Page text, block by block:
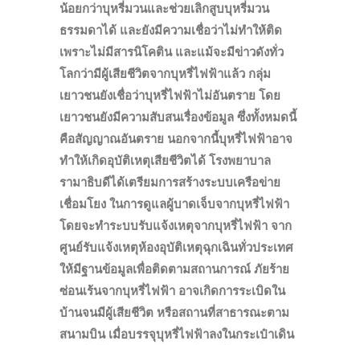
น้อยกว่าบุหรี่มวนและช่วยเลิกสูบบุหรี่มวน
ธรรมดาได้ และยังมีความเชื่อว่าไม่ทำให้ติด
เพราะไม่มีสารนิโคติน และแม้จะมีข่าวดังทั่ว
โลกว่ามีผู้เสียชีวิตจากบุหรี่ไฟฟ้าแล้ว กลุ่ม
เยาวชนยังเชื่อว่าบุหรี่ไฟฟ้าไม่อันตราย โดย
เยาวชนยังมีความสับสนเรื่องข้อมูล ซึ่งทั้งหมดนี้
คือสัญญาณอันตราย นอกจากนี้บุหรี่ไฟฟ้าอาจ
ทำให้เกิดอุบัติเหตุเสียชีวิตได้ โรงพยาบาล
รามาธิบดีได้เตรียมการสร้างระบบเครือข่าย
เชื่อมโยง ในการดูแลผู้บาดเจ็บจากบุหรี่ไฟฟ้า
โดยจะทำระบบรับแจ้งเหตุจากบุหรี่ไฟฟ้า จาก
ศูนย์รับแจ้งเหตุห้องอุบัติเหตุฉุกเฉินทั่วประเทศ
ให้มีฐานข้อมูลเพื่อติดตามสถานการณ์ ภัยร้าย
ซ่อนเร้นจากบุหรี่ไฟฟ้า อาจเกิดการระเบิดใน
บ้านจนมีผู้เสียชีวิต หรือสถานที่สาธารณะตาม
สนามบิน เมื่อบรรจุบุหรี่ไฟฟ้าลงในกระเป๋าเดิน